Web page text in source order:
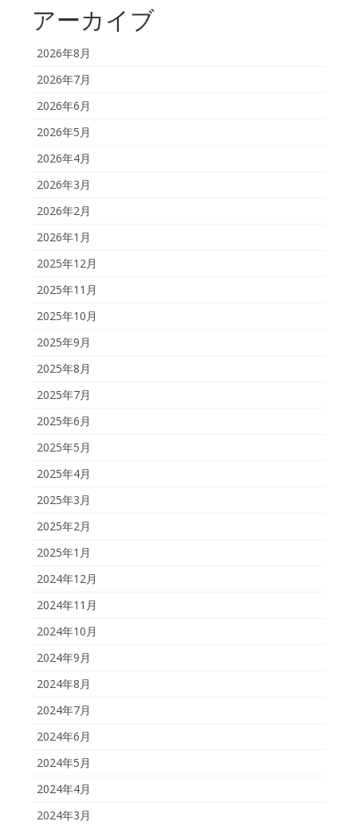
アーカイブ
2026年8月
2026年7月
2026年6月
2026年5月
2026年4月
2026年3月
2026年2月
2026年1月
2025年12月
2025年11月
2025年10月
2025年9月
2025年8月
2025年7月
2025年6月
2025年5月
2025年4月
2025年3月
2025年2月
2025年1月
2024年12月
2024年11月
2024年10月
2024年9月
2024年8月
2024年7月
2024年6月
2024年5月
2024年4月
2024年3月